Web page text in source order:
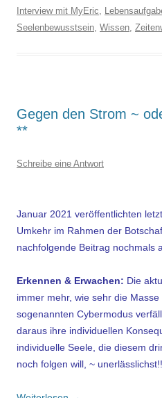
Interview mit MyEric,
Seelenbewusstsein, Wissen,
Gegen den Strom ~
**
Schreibe eine Antwort
Januar 2021 veröffentlichten
Umkehr im Rahmen der
nachfolgende Beitrag nochmals
Erkennen & Erwachen: Die
immer mehr, wie sehr die
sogenannten Cybermodus
daraus ihre individuellen
individuelle Seele, die diesem
noch folgen will, ~